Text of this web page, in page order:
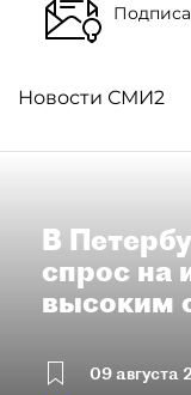
Новости СМИ2
В
спрос на
высоким
09 августа